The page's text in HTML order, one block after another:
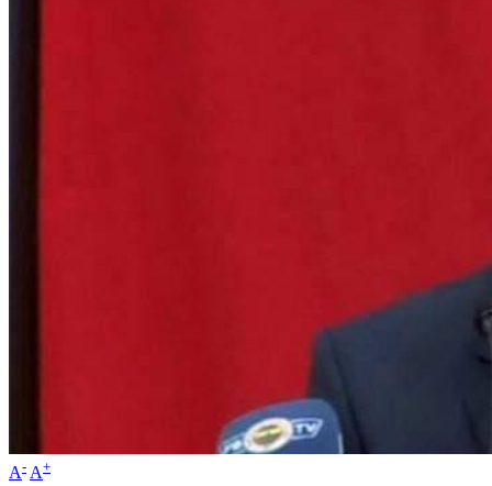
A- A+